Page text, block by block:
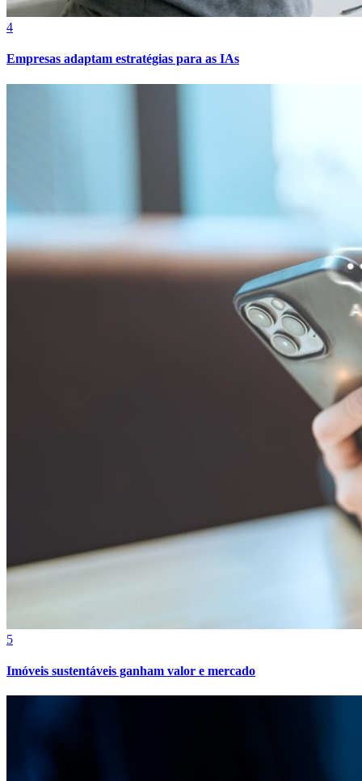
4
Empresas adaptam estratégias para as IAs
5
Imóveis sustentáveis ganham valor e mercado